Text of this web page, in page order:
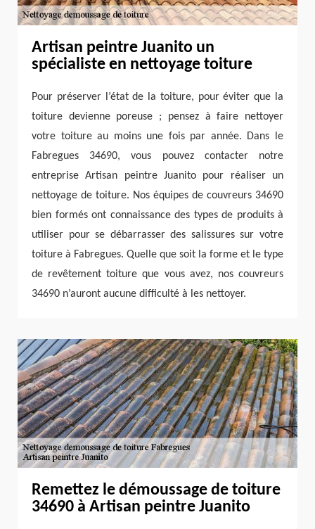
Artisan peintre Juanito un
spécialiste en nettoyage toiture
Pour préserver l’état de la toiture, pour éviter que la
toiture devienne poreuse ; pensez à faire nettoyer
votre toiture au moins une fois par année. Dans le
Fabregues 34690, vous pouvez contacter notre
entreprise Artisan peintre Juanito pour réaliser un
nettoyage de toiture. Nos équipes de couvreurs 34690
bien formés ont connaissance des types de produits à
utiliser pour se débarrasser des salissures sur votre
toiture à Fabregues. Quelle que soit la forme et le type
de revêtement toiture que vous avez, nos couvreurs
34690 n’auront aucune difficulté à les nettoyer.
Remettez le démoussage de toiture
34690 à Artisan peintre Juanito